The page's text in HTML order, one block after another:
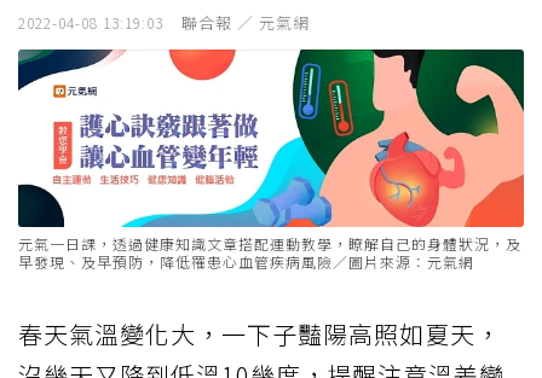
2022-04-08 13:19:03 聯合報 ／ 元氣網
元氣一日課，透過健康知識文章搭配運動教學，瞭解自己的身體狀況，及
早發現、及早預防，降低罹患心血管疾病風險／圖片來源：元氣網
春天氣溫變化大，一下子豔陽高照如夏天，